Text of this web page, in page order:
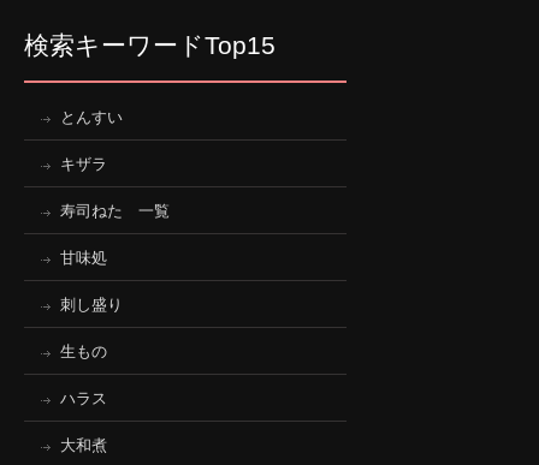
検索キーワードTop15
とんすい
キザラ
寿司ねた 一覧
甘味処
刺し盛り
生もの
ハラス
大和煮